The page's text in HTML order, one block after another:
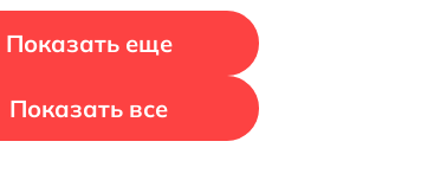
Показать еще
Показать все